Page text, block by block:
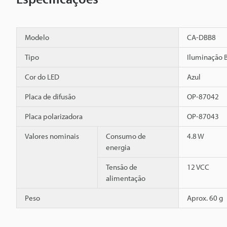
Modelo CA-DBB8
Tipo Iluminação
Cor do LED Azul
Placa de difusão OP-87042
Placa polarizadora OP-87043
Valores nominais
Consumo de
energia
4.8 W
Tensão de
alimentação
12 VCC
Peso Aprox. 60 g